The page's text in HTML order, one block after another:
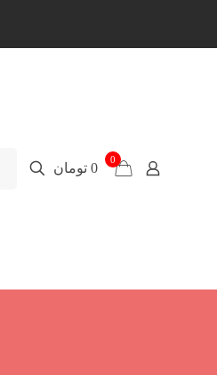
0
0 تومان